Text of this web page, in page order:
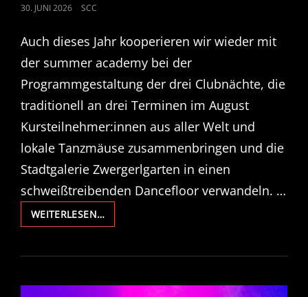
POSTED
30. JUNI 2026 SCC
Auch dieses Jahr kooperieren wir wieder mit
der summer academy bei der
Programmgestaltung der drei Clubnächte, die
traditionell an drei Terminen im August
Kursteilnehmer:innen aus aller Welt und
lokale Tanzmäuse zusammenbringen und die
Stadtgalerie Zwergerlgarten in einen
schweißtreibenden Dancefloor verwandeln. …
WEITERLESEN…OPEN
CALL
DJS:
ACADEMY